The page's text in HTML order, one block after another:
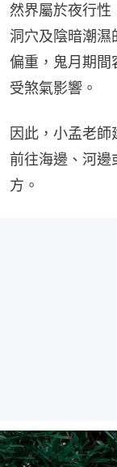
然界屬於夜行性
洞穴及陰暗潮濕
偏重，鬼月期間
受煞氣影響。
因此，小孟老
前往海邊、河
方。